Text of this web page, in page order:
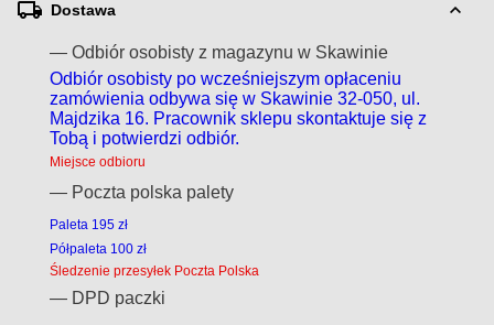
Dostawa
— Odbiór osobisty z magazynu w Skawinie
Odbiór osobisty po wcześniejszym opłaceniu
zamówienia odbywa się w Skawinie 32-050, ul.
Majdzika 16. Pracownik sklepu skontaktuje się z
Tobą i potwierdzi odbiór.
Miejsce odbioru
— Poczta polska palety
Paleta 195 zł
Półpaleta 100 zł
Śledzenie przesyłek Poczta Polska
— DPD paczki